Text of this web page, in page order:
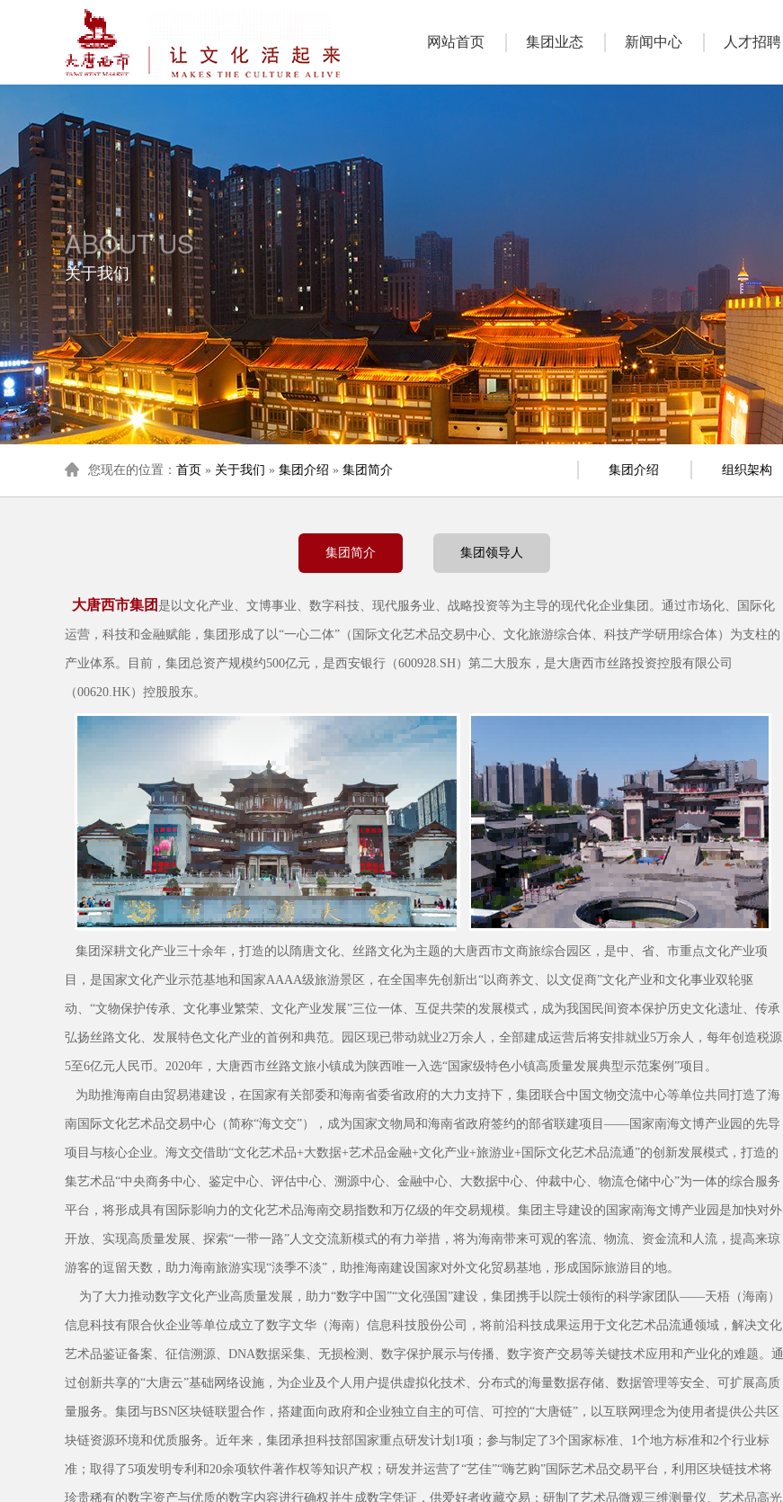
网站首页 集团业态 新闻中心 人才招聘
ABOUT US
关于我们
您现在的位置： 首页 » 关于我们 » 集团介绍 » 集团简介 集团介绍 组织架构
集团简介 集团领导人
大唐西市集团 是以文化产业、文博事业、数字科技、现代服务业、战略投资等为主导的现代化企业集团。通过市场化、国际化
运营，科技和金融赋能，集团形成了以“一心二体”（国际文化艺术品交易中心、文化旅游综合体、科技产学研用综合体）为支柱的
产业体系。目前，集团总资产规模约500亿元，是西安银行（600928.SH）第二大股东，是大唐西市丝路投资控股有限公司
（00620.HK）控股股东。
集团深耕文化产业三十余年，打造的以隋唐文化、丝路文化为主题的大唐西市文商旅综合园区，是中、省、市重点文化产业项
目，是国家文化产业示范基地和国家AAAA级旅游景区，在全国率先创新出“以商养文、以文促商”文化产业和文化事业双轮驱
动、“文物保护传承、文化事业繁荣、文化产业发展”三位一体、互促共荣的发展模式，成为我国民间资本保护历史文化遗址、传承
弘扬丝路文化、发展特色文化产业的首例和典范。园区现已带动就业2万余人，全部建成运营后将安排就业5万余人，每年创造税源
5至6亿元人民币。2020年，大唐西市丝路文旅小镇成为陕西唯一入选“国家级特色小镇高质量发展典型示范案例”项目。
为助推海南自由贸易港建设，在国家有关部委和海南省委省政府的大力支持下，集团联合中国文物交流中心等单位共同打造了海
南国际文化艺术品交易中心（简称“海文交”），成为国家文物局和海南省政府签约的部省联建项目——国家南海文博产业园的先导
项目与核心企业。海文交借助“文化艺术品+大数据+艺术品金融+文化产业+旅游业+国际文化艺术品流通”的创新发展模式，打造的
集艺术品“中央商务中心、鉴定中心、评估中心、溯源中心、金融中心、大数据中心、仲裁中心、物流仓储中心”为一体的综合服务
平台，将形成具有国际影响力的文化艺术品海南交易指数和万亿级的年交易规模。集团主导建设的国家南海文博产业园是加快对外
开放、实现高质量发展、探索“一带一路”人文交流新模式的有力举措，将为海南带来可观的客流、物流、资金流和人流，提高来琼
游客的逗留天数，助力海南旅游实现“淡季不淡”，助推海南建设国家对外文化贸易基地，形成国际旅游目的地。
为了大力推动数字文化产业高质量发展，助力“数字中国”“文化强国”建设，集团携手以院士领衔的科学家团队——天梧（海南）
信息科技有限合伙企业等单位成立了数字文华（海南）信息科技股份公司，将前沿科技成果运用于文化艺术品流通领域，解决文化
艺术品鉴证备案、征信溯源、DNA数据采集、无损检测、数字保护展示与传播、数字资产交易等关键技术应用和产业化的难题。通
过创新共享的“大唐云”基础网络设施，为企业及个人用户提供虚拟化技术、分布式的海量数据存储、数据管理等安全、可扩展高质
量服务。集团与BSN区块链联盟合作，搭建面向政府和企业独立自主的可信、可控的“大唐链”，以互联网理念为使用者提供公共区
块链资源环境和优质服务。近年来，集团承担科技部国家重点研发计划1项；参与制定了3个国家标准、1个地方标准和2个行业标
准；取得了5项发明专利和20余项软件著作权等知识产权；研发并运营了“艺佳”“嗨艺购”国际艺术品交易平台，利用区块链技术将
珍贵稀有的数字资产与优质的数字内容进行确权并生成数字凭证，供爱好者收藏交易；研制了艺术品微观三维测量仪、艺术品高光